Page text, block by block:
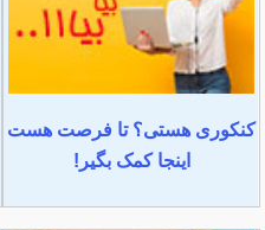
کنکوری هستی؟ تا فرصت هست
اینجا کمک بگیر!